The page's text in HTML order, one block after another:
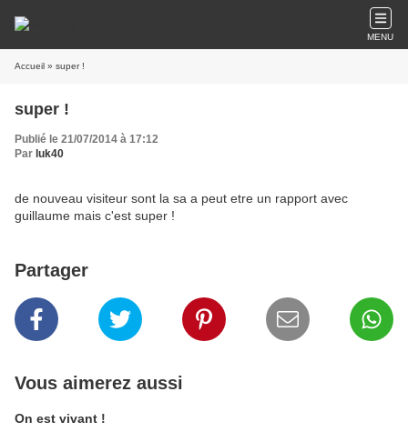
MENU
Accueil » super !
super !
Publié le 21/07/2014 à 17:12
Par luk40
de nouveau visiteur sont la sa a peut etre un rapport avec
guillaume mais c'est super !
Partager
Vous aimerez aussi
On est vivant !